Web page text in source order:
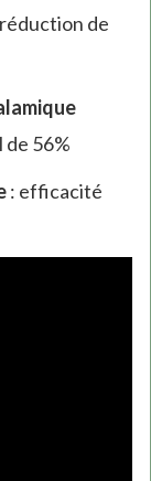
de
56%
: efficacité